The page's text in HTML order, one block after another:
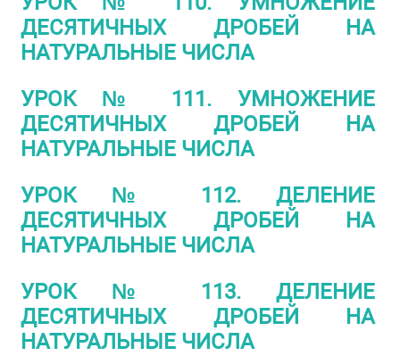
ДЕСЯТИЧНЫХ ДРОБЕЙ НА
НАТУРАЛЬНЫЕ ЧИСЛА
УРОК № 111. УМНОЖЕНИЕ
ДЕСЯТИЧНЫХ ДРОБЕЙ НА
НАТУРАЛЬНЫЕ ЧИСЛА
УРОК № 112. ДЕЛЕНИЕ
ДЕСЯТИЧНЫХ ДРОБЕЙ НА
НАТУРАЛЬНЫЕ ЧИСЛА
УРОК № 113. ДЕЛЕНИЕ
ДЕСЯТИЧНЫХ ДРОБЕЙ НА
НАТУРАЛЬНЫЕ ЧИСЛА